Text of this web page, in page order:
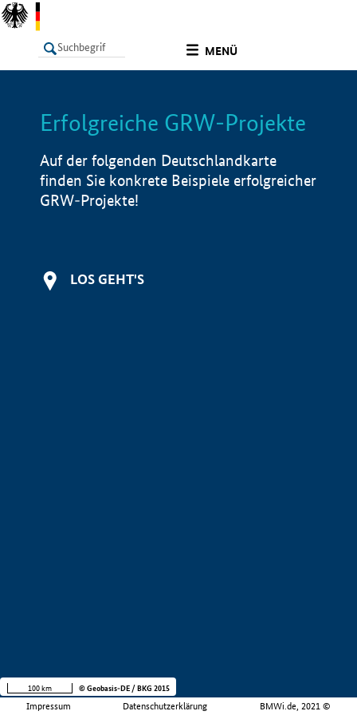
MENÜ
LISTE Info
Erfolgreiche GRW-Projekte
Auf der folgenden Deutschlandkarte
finden Sie konkrete Beispiele erfolgreicher
GRW-Projekte!
LOS GEHT'S
Impressum Datenschutzerklärung BMWi.de, 2021 ©
100 km © Geobasis-DE / BKG 2015